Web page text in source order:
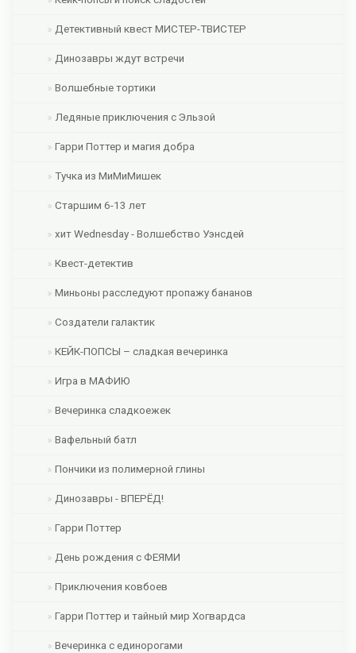
Детективный квест МИСТЕР-ТВИСТЕР
Динозавры ждут встречи
Волшебные тортики
Ледяные приключения с Эльзой
Гарри Поттер и магия добра
Тучка из МиМиМишек
Старшим 6-13 лет
хит Wednesday - Волшебство Уэнсдей
Квест-детектив
Миньоны расследуют пропажу бананов
Создатели галактик
КЕЙК-ПОПСЫ – сладкая вечеринка
Игра в МАФИЮ
Вечеринка сладкоежек
Вафельный батл
Пончики из полимерной глины
Динозавры - ВПЕРЁД!
Гарри Поттер
День рождения с ФЕЯМИ
Приключения ковбоев
Гарри Поттер и тайный мир Хогвардса
Вечеринка с единорогами